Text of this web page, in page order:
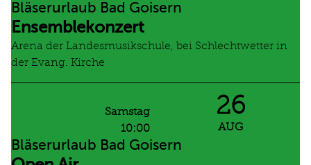
Bläserurlaub Bad Goisern
Ensemblekonzert
Arena der Landesmusikschule, bei Schlechtwetter in
der Evang. Kirche
Samstag
10:00
26
AUG
Bläserurlaub Bad Goisern